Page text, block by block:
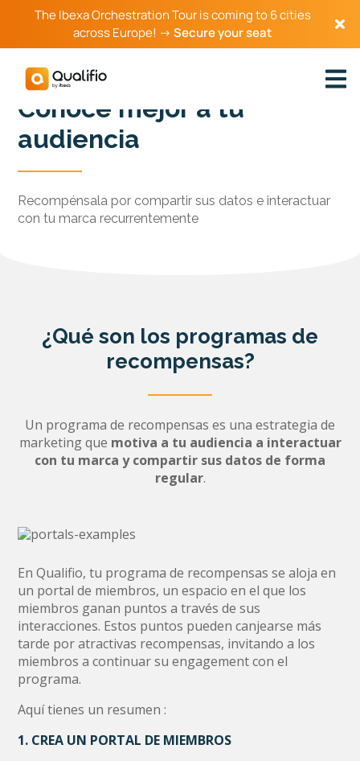
The Ibexa Orchestration Tour is coming to 6 cities
across Europe! →Secure your seat
Conoce mejor a tu
audiencia
Recompénsala por compartir sus datos e interactuar
con tu marca recurrentemente
¿Qué son los programas de
recompensas?
Un programa de recompensas es una estrategia de
marketing que motiva a tu audiencia a interactuar
con tu marca y compartir sus datos de forma
regular.
En Qualifio, tu programa de recompensas se aloja en
un portal de miembros, un espacio en el que los
miembros ganan puntos a través de sus
interacciones. Estos puntos pueden canjearse más
tarde por atractivas recompensas, invitando a los
miembros a continuar su engagement con el
programa.
Aquí tienes un resumen :
1. CREA UN PORTAL DE MIEMBROS